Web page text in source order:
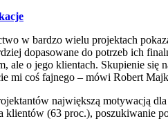
w bardzo wielu projektach
dopasowane do potrzeb ich
ale o jego klientach. Skupienie
mi coś fajnego – mówi Robert
największą motywacją
klientów (63 proc.), poszukiwanie